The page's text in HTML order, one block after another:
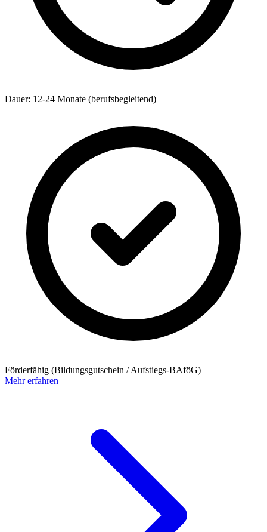
Dauer: 12-24 Monate (berufsbegleitend)
Förderfähig (Bildungsgutschein / Aufstiegs-BAföG)
Mehr erfahren